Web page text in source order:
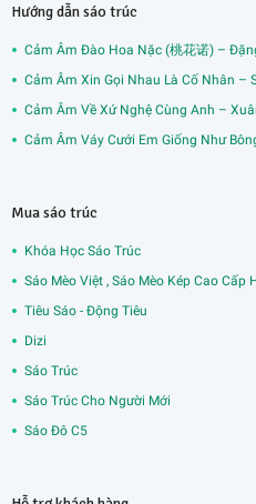
Hướng dẫn sáo trúc
Cảm Âm Đào Hoa Nặc (桃花诺) –
Cảm Âm Xin Gọi Nhau Là Cố Nhân –
Cảm Âm Về Xứ Nghệ Cùng Anh –
Cảm Âm Váy Cưới Em Giống Như
Mua sáo trúc
Khóa Học Sáo Trúc
Sáo Mèo Việt , Sáo Mèo Kép Cao Cấp
Tiêu Sáo - Động Tiêu
Dizi
Sáo Trúc
Sáo Trúc Cho Người Mới
Sáo Đô C5